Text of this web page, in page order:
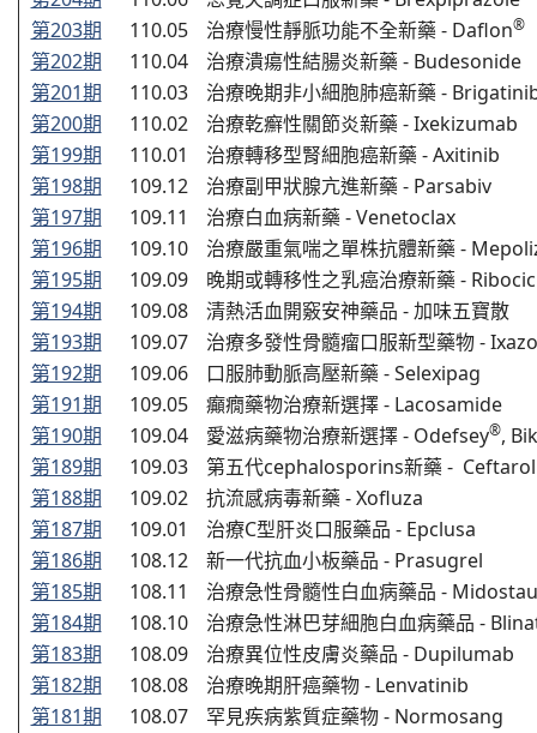
第203期
110.05 治療慢性靜脈功能不全新藥 - Daflon®
第202期 110.04
治療潰瘍性結腸炎新藥 - Budesonide
第201期
110.03
治療晚期非小細胞肺癌新藥 -
第200期
110.02
治療乾癬性關節炎新藥 - Ixekizumab
第199期
110.01
治療轉移型腎細胞癌新藥 - Axitinib
第198期
109.12
治療副甲狀腺亢進新藥 - Parsabiv
第197期
109.11
治療白血病新藥 - Venetoclax
第196期
109.10
治療嚴重氣喘之單株抗體新藥 -
第195期
109.09
晚期或轉移性之乳癌治療新藥 -
第194期
109.08
清熱活血開竅安神藥品 - 加味五寶散
第193期
109.07
治療多發性骨髓瘤口服新型藥物 -
第192期
109.06
口服肺動脈高壓新藥 - Selexipag
第191期
109.05
癲癇藥物治療新選擇 - Lacosamide
第190期
109.04 愛滋病藥物治療新選擇 - Odefsey®,
第189期
109.03
第五代cephalosporins新藥 -
第188期
109.02
抗流感病毒新藥 - Xofluza
第187期
109.01
治療C型肝炎口服藥品 - Epclusa
第186期
108.12
新一代抗血小板藥品 - Prasugrel
第185期
108.11
治療急性骨髓性白血病藥品 -
第184期
108.10
治療急性淋巴芽細胞白血病藥品 -
第183期
108.09
治療異位性皮膚炎藥品 - Dupilumab
第182期
108.08
治療晚期肝癌藥物 - Lenvatinib
第181期
108.07
罕見疾病紫質症藥物 - Normosang